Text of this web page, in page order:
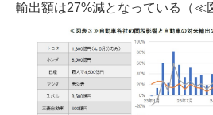
輸出額は27%減となっている（≪